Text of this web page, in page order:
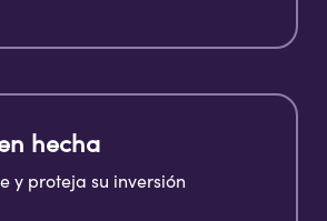
hecha
y proteja su inversión